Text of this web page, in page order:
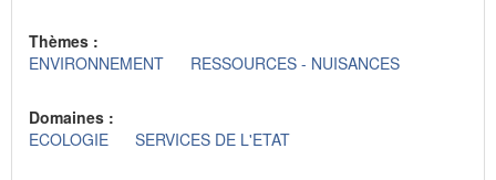
Thèmes :
ENVIRONNEMENT
RESSOURCES - NUISANCES
Domaines :
ECOLOGIE
SERVICES DE L'ETAT